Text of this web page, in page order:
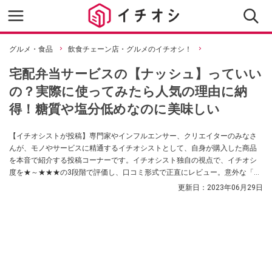
グルメ・食品 飲食チェーン店・グルメのイチオシ！
宅配弁当サービスの【ナッシュ】っていい
の？実際に使ってみたら人気の理由に納
得！糖質や塩分低めなのに美味しい
【イチオシストが投稿】専門家やインフルエンサー、クリエイターのみなさ
んが、モノやサービスに精通するイチオシストとして、自身が購入した商品
を本音で紹介する投稿コーナーです。イチオシスト独自の視点で、イチオシ
度を★～★★★の3段階で評価し、口コミ形式で正直にレビュー。意外な「買
ってよかった！」に出会えるかも？ 買い物の参考にしてくださいね！
更新日： 2023年06月29日